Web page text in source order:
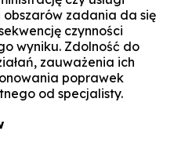
zadania da się
czynności
wyniku. Zdolność do
zauważenia ich
poprawek
od specjalisty.